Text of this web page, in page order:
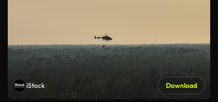
iStock Download